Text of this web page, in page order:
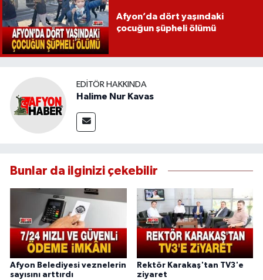
Afyon’da dört yaşındaki
çocuğun şüpheli ölümü
EDITÖR HAKKINDA
Halime Nur Kavas
Bunlar da ilginizi çekebilir
Afyon Belediyesi veznelerin
sayısını arttırdı
Rektör Karakaş'tan TV3'e
ziyaret